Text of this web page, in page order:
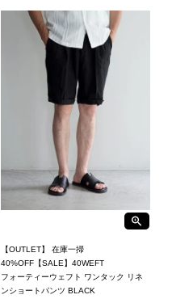
【OUTLET】 在庫一掃
40%OFF【SALE】40WEFT
フォーティーウェフト ワンタック リネ
ンショートパンツ BLACK